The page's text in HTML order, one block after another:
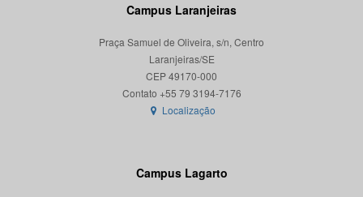
Campus Laranjeiras
Praça Samuel de Oliveira, s/n, Centro
Laranjeiras/SE
CEP 49170-000
Localização
Campus Lagarto